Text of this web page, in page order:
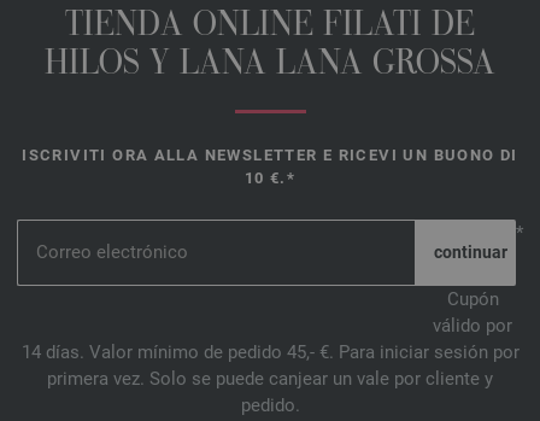
TIENDA ONLINE FILATI DE
HILOS Y LANA LANA GROSSA
ISCRIVITI ORA ALLA NEWSLETTER E RICEVI UN BUONO DI
10 €.*
*
Cupón
válido por
14 días. Valor mínimo de pedido 45,- €. Para iniciar sesión por
primera vez. Solo se puede canjear un vale por cliente y
pedido.